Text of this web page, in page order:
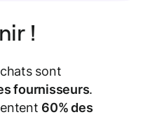
!
sont
fournisseurs.
60% des